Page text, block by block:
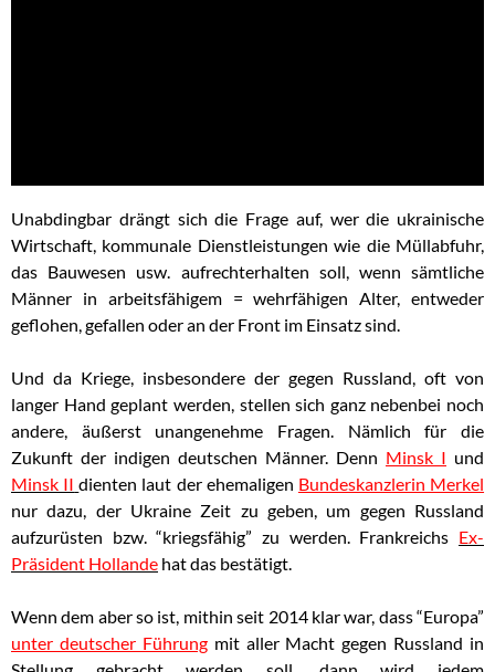
Unabdingbar drängt sich die Frage auf, wer die ukrainische
Wirtschaft, kommunale Dienstleistungen wie die Müllabfuhr,
das Bauwesen usw. aufrechterhalten soll, wenn sämtliche
Männer in arbeitsfähigem = wehrfähigen Alter, entweder
geflohen, gefallen oder an der Front im Einsatz sind.
Und da Kriege, insbesondere der gegen Russland, oft von
langer Hand geplant werden, stellen sich ganz nebenbei noch
andere, äußerst unangenehme Fragen. Nämlich für die
Zukunft der indigen deutschen Männer. Denn Minsk I und
Minsk II dienten laut der ehemaligen Bundeskanzlerin Merkel
nur dazu, der Ukraine Zeit zu geben, um gegen Russland
aufzurüsten bzw. “kriegsfähig” zu werden. Frankreichs Ex-
Präsident Hollande hat das bestätigt.
Wenn dem aber so ist, mithin seit 2014 klar war, dass “Europa”
unter deutscher Führungmit aller Macht gegen Russland in